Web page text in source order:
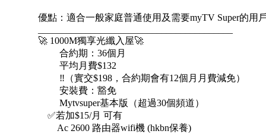
優點：適合一般家庭普通使用及需要myTV Super的用
🚀 1000M獨享光纖入屋🚀
合約期：36個月
平均月費$132
‼️（實交$198，合約期會有12個月月費減免）
安裝費：豁免
Mytvsuper基本版（超過30個頻道）
✅若加$15/月 可有
Ac 2600 路由器wifi機 (hkbn保養)